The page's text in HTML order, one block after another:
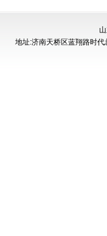
地址:济南天桥区蓝翔路时